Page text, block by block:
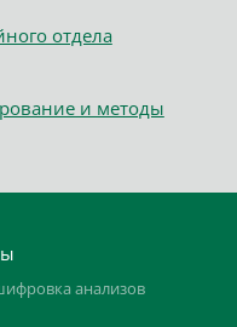
отдела
и методы
анализов